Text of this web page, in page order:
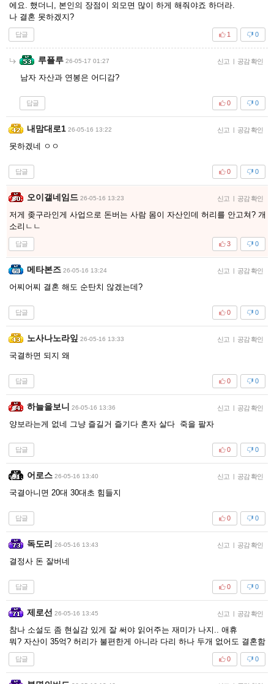
에요. 했더니, 본인의 장점이 외모면 많이 하게 해줘야죠 하더라.
나 결혼 못하겠지?
답글 0
1
루플루 26-05-17 01:27 신고 | 공감 확인
남자 자산과 연봉은 어디감?
답글 0
0
내맘대로1 26-05-16 13:22 신고 | 공감 확인
못하겠네 ㅇㅇ
답글 0
0
오이갤네임드 26-05-16 13:23 신고 | 공감 확인
저게 좆구라인게 사업으로 돈버는 사람 몸이 자산인데 허리를 안고쳐? 개
소리ㄴㄴ
답글 0
3
메타본즈 26-05-16 13:24 신고 | 공감 확인
어찌어찌 결혼 해도 순탄치 않겠는데?
답글 0
0
노사나노라잎 26-05-16 13:33 신고 | 공감 확인
국결하면 되지 왜
답글 0
0
하늘을보니 26-05-16 13:36 신고 | 공감 확인
양보라는게 없네 그냥 즐길거 즐기다 혼자 살다 죽을 팔자
답글 0
0
어로스 26-05-16 13:40 신고 | 공감 확인
국결아니면 20대 30대초 힘들지
답글 0
0
독도리 26-05-16 13:43 신고 | 공감 확인
결정사 돈 잘버네
답글 0
0
제로선 26-05-16 13:45 신고 | 공감 확인
참나 소설도 좀 현실감 있게 잘 써야 읽어주는 재미가 나지.. 애휴
뭐? 자산이 35억? 허리가 불편한게 아니라 다리 하나 두개 없어도 결혼함
답글 0
0